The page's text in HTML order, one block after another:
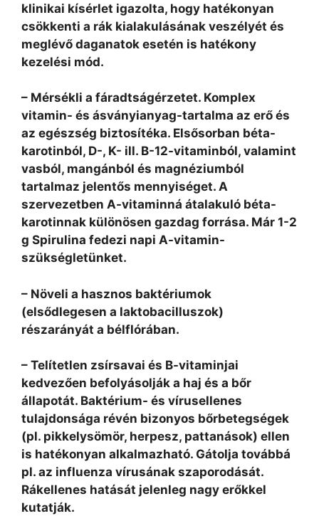
klinikai kísérlet igazolta, hogy hatékonyan
csökkenti a rák kialakulásának veszélyét és
meglévő daganatok esetén is hatékony
kezelési mód.
– Mérsékli a fáradtságérzetet. Komplex
vitamin- és ásványianyag-tartalma az erő és
az egészség biztosítéka. Elsősorban béta-
karotinból, D-, K- ill. B-12-vitaminból, valamint
vasból, mangánból és magnéziumból
tartalmaz jelentős mennyiséget. A
szervezetben A-vitaminná átalakuló béta-
karotinnak különösen gazdag forrása. Már 1-2
g Spirulina fedezi napi A-vitamin-
szükségletünket.
– Növeli a hasznos baktériumok
(elsődlegesen a laktobacilluszok)
részarányát a bélflórában.
– Telítetlen zsírsavai és B-vitaminjai
kedvezően befolyásolják a haj és a bőr
állapotát. Baktérium- és vírusellenes
tulajdonsága révén bizonyos bőrbetegségek
(pl. pikkelysömör, herpesz, pattanások) ellen
is hatékonyan alkalmazható. Gátolja továbbá
pl. az influenza vírusának szaporodását.
Rákellenes hatását jelenleg nagy erőkkel
kutatják.